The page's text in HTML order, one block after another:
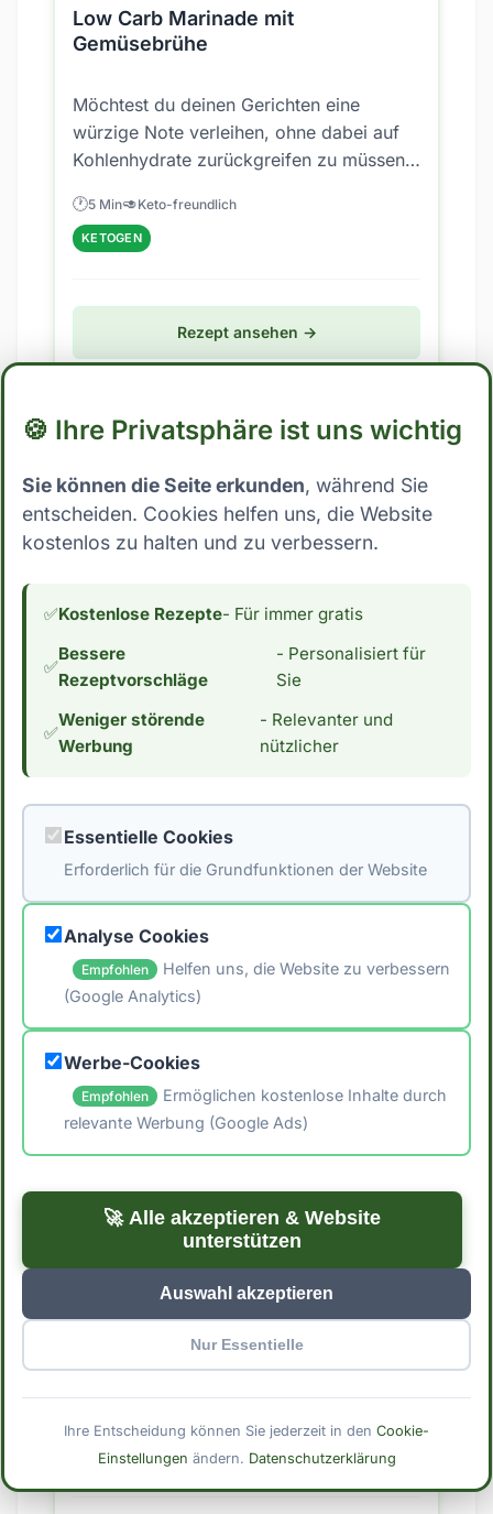
Low Carb Marinade mit
Gemüsebrühe
Möchtest du deinen Gerichten eine
würzige Note verleihen, ohne dabei auf
Kohlenhydrate zurückgreifen zu müssen?
🕐5 Min🥑Keto-freundlich
KETOGEN
Rezept ansehen →
🥑 Keto
Low Carb Marinade
Entdecke 'low carb marinade mit
olivenöl, knoblauch, zitrone und thymian'
🥑
KETOGEN
Rezept ansehen →
Wenn du auf der ketogenen Diät bist und
dennoch nicht auf dein geliebtes
Frühstücksbagel verzichten möchtest,
dann haben wir die perfekte Lösung für
dich.
15 Min 🥑 Keto-freundlich
KETOGEN
🍪 Ihre Privatsphäre ist uns wichtig
Sie können die Seite erkunden, während Sie
entscheiden. Cookies helfen uns, die Website
kostenlos zu halten und zu verbessern.
✅Kostenlose Rezepte- Für immer gratis
✅
Bessere
Rezeptvorschläge
- Personalisiert für
Sie
✅
Weniger störende
Werbung
- Relevanter und
nützlicher
Essentielle Cookies
Erforderlich für die Grundfunktionen der Website
Analyse Cookies
Empfohlen
Helfen uns, die Website zu verbessern
(Google Analytics)
Werbe-Cookies
Empfohlen
Ermöglichen kostenlose Inhalte durch
relevante Werbung (Google Ads)
🚀 Alle akzeptieren & Website
unterstützen
Auswahl akzeptieren
Nur Essentielle
Ihre Entscheidung können Sie jederzeit in den Cookie-
Einstellungen ändern. Datenschutzerklärung